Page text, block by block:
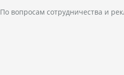
По вопросам сотрудничества и